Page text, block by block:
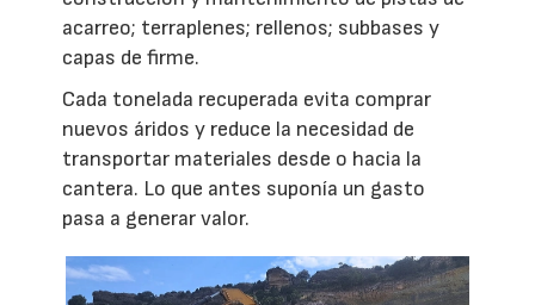
acarreo; terraplenes; rellenos; subbases y
capas de firme.
Cada tonelada recuperada evita comprar
nuevos áridos y reduce la necesidad de
transportar materiales desde o hacia la
cantera. Lo que antes suponía un gasto
pasa a generar valor.